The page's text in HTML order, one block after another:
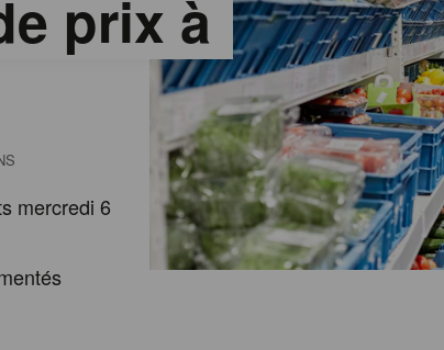
prix à
mercredi 6